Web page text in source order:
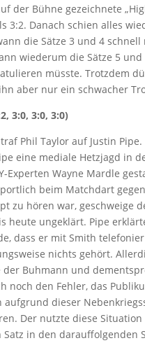
der Bühne gezeichnete
3:2. Danach schien alles
die Sätze 3 und 4 schnell
wiederum die Sätze 5 und
müsste. Trotzdem
aber nur ein schwacher
3:0, 3:0, 3:0)
Phil Taylor auf Justin
eine mediale Hetzjagd in
Experten Wayne Mardle
beim Matchdart
zu hören war, geschweige
heute ungeklärt. Pipe
dass er mit Smith
nichts gehört.
Buhmann und
noch den Fehler, das
dieser
Der nutzte diese
in den darauffolgenden